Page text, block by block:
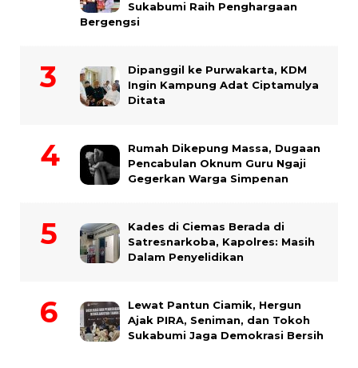
Sukabumi Raih Penghargaan
Bergengsi
Dipanggil ke Purwakarta, KDM
Ingin Kampung Adat Ciptamulya
Ditata
Rumah Dikepung Massa, Dugaan
Pencabulan Oknum Guru Ngaji
Gegerkan Warga Simpenan
Kades di Ciemas Berada di
Satresnarkoba, Kapolres: Masih
Dalam Penyelidikan
Lewat Pantun Ciamik, Hergun
Ajak PIRA, Seniman, dan Tokoh
Sukabumi Jaga Demokrasi Bersih